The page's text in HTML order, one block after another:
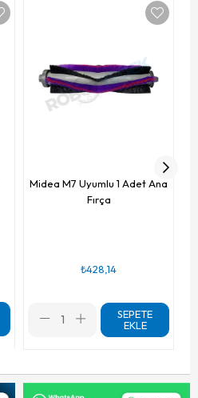
Midea M7 Uyumlu 1 Adet Ana
Fırça
₺428,14
SEPETE
EKLE